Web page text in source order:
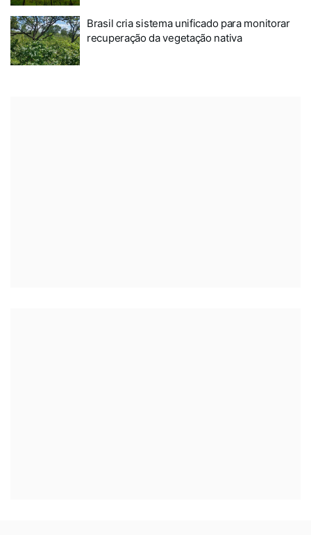
Brasil cria sistema unificado para monitorar
recuperação da vegetação nativa